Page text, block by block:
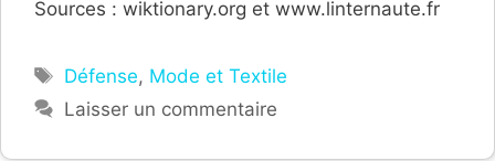
Sources : wiktionary.org et www.linternaute.fr
Étiquettes
Défense, Mode et Textile
Laisser un commentaire